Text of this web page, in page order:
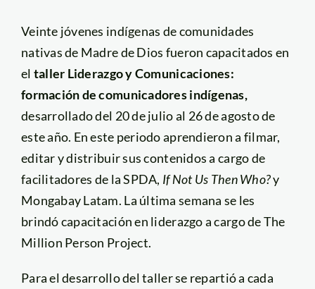
Veinte jóvenes indígenas de comunidades
nativas de Madre de Dios fueron capacitados en
el taller Liderazgo y Comunicaciones:
formación de comunicadores indígenas,
desarrollado del 20 de julio al 26 de agosto de
este año. En este periodo aprendieron a filmar,
editar y distribuir sus contenidos a cargo de
facilitadores de la SPDA, If Not Us Then Who?y
Mongabay Latam. La última semana se les
brindó capacitación en liderazgo a cargo de The
Million Person Project.
Para el desarrollo del taller se repartió a cada